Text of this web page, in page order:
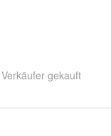
gekauft